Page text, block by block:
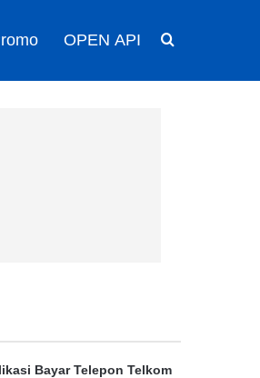
OPEN API
Bayar Telepon Telkom